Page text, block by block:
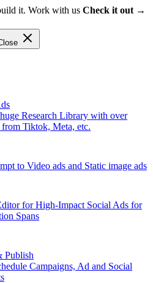
it. Work with us Check it out →
Research Library with over
Tiktok, Meta, etc.
to Video ads and Static image ads
for High-Impact Social Ads for
Spans
Publish
Campaigns, Ad and Social